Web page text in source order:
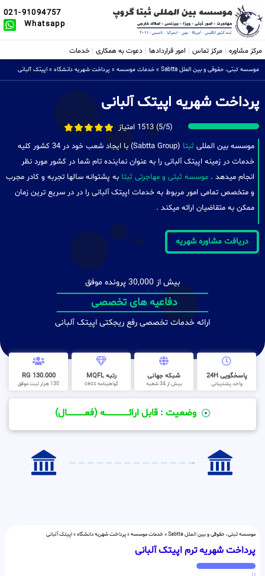
021-91094757
Whatsapp
مرکز مشاوره مرکز تماس امور قراردادها دعوت به همکاری خدمات
موسسه ثبتی، حقوقی و بین الملل Sabtta » خدمات موسسه » پرداخت شهریه دانشگاه » اپیتک آلبانی
پرداخت شهریه اپیتک آلبانی
(5/5) 1513 امتیاز
موسسه بین المللی ثبتا
(Sabtta Group) با ایجاد شعب خود در 34 کشور کلیه
خدمات در زمینه اپیتک آلبانی را به عنوان نماینده تام شما در کشور مورد نظر
انجام میدهد . موسسه ثبتی و مهاجرتی ثبتا به پشتوانه سالها تجربه و کادر مجرب
و متخصص تمامی امور مربوط به خدمات اپیتک آلبانی را در در سریع ترین زمان
ممکن به متقاضیان ارائه میکند .
دریافت مشاوره شهریه
بیش از 30,000 پرونده موفق
دفاعیه های تخصصی
ارائه خدمات تخصصی رفع ریجکتی اپیتک آلبانی
پاسخگویی 24H
واحد پشتیبانی
شبکه جهانی
بیش از 34 شعبه
رتبه MQFL
گواهینامه cess
130.000 RG
130 هزار ثبت موفق
وضعیت : قابل ارائــــــــــــــــــــه (فعـــــــــــــــال)
موسسه ثبتی، حقوقی و بین الملل Sabtta » خدمات موسسه»پرداخت شهریه دانشگاه»اپیتک آلبانی
پرداخت شهریه ترم اپیتک آلبانی